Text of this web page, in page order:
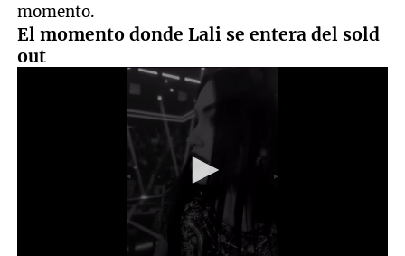
momento.
El momento donde Lali se entera del sold
out